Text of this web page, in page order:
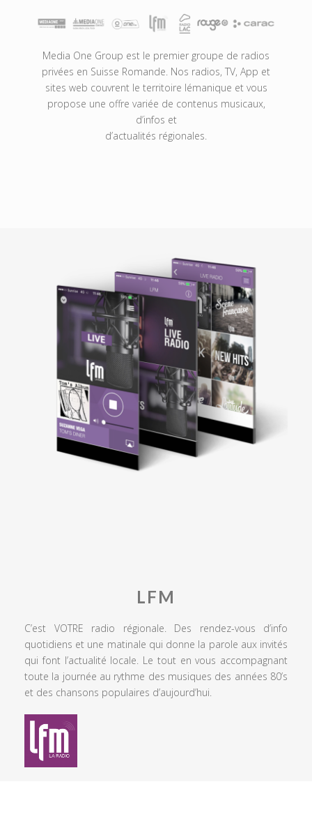
Media One Group est le premier groupe de radios
privées en Suisse Romande. Nos radios, TV, App et
sites web couvrent le territoire lémanique et vous
propose une offre variée de contenus musicaux,
d’infos et
d’actualités régionales.
LFM
C’est VOTRE radio régionale. Des rendez-vous d’info
quotidiens et une matinale qui donne la parole aux invités
qui font l’actualité locale. Le tout en vous accompagnant
toute la journée au rythme des musiques des années 80’s
et des chansons populaires d’aujourd’hui.